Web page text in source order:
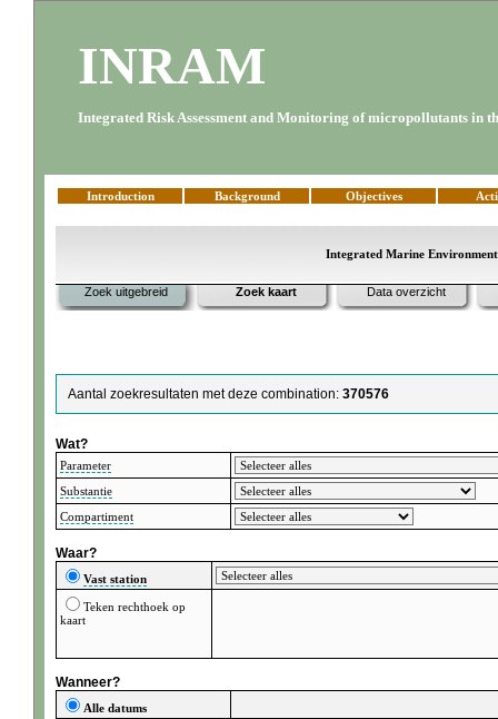
INRAM
Integrated Risk Assessment and Monitoring of micropollutants in
Introduction Background Objectives
Integrated Marine
Zoek uitgebreid Zoek kaart Data overzicht
Aantal zoekresultaten met deze combination: 370576
Wat?
Parameter
Substantie
Compartiment
Waar?
Vast station
Teken rechthoek op
kaart
Wanneer?
Alle datums